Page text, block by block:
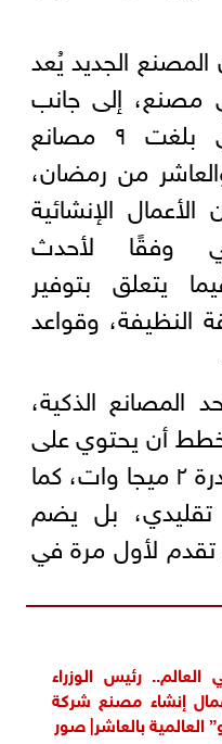
الجديد يُعد
مصنع، إلى جانب
مجموعة مصانعها التي بلغت ٩ مصانع
من رمضان،
الإنشائية
وفقًا لأحدث
يتعلق بتوفير
النظيفة، وقواعد
المصانع الذكية،
أن يحتوي على
محطة طاقة شمسية بقدرة ٢ ميجا وات، كما
بل يضم
تقدم لأول مرة في
العالم.. رئيس الوزراء
إنشاء مصنع شركة
العالمية بالعاشر| صور